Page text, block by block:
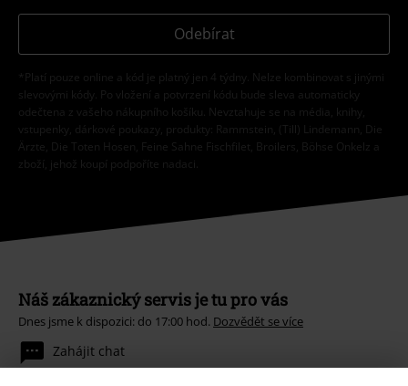
Odebírat
*Platí pouze online a kód je platný jen 4 týdny. Nelze kombinovat s jinými
slevovými kódy. Po vložení a potvrzení kódu bude sleva automaticky
odečtena z vašeho nákupního košíku. Nevztahuje se na média, knihy,
vstupenky, dárkové poukazy, produkty: Rammstein, (Till) Lindemann, Die
Ärzte, Die Toten Hosen, Feine Sahne Fischfilet, Broilers, Böhse Onkelz a
zboží, jehož koupí podpoříte nadaci.
Náš zákaznický servis je tu pro vás
Dnes jsme k dispozici: do 17:00 hod. Dozvědět se více
Zahájit chat